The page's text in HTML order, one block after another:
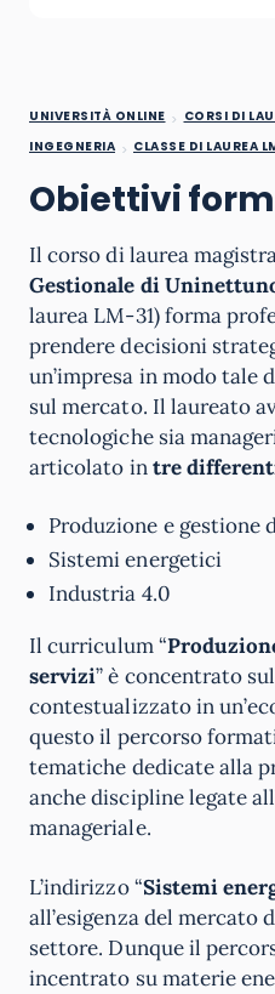
UNIVERSITÀ ONLINE CORSI DI
INGEGNERIA
CLASSE DI LAUREA
Obiettivi
Il corso di laurea
Gestionale di
laurea LM-31) forma
prendere decisioni
un’impresa in modo tale
sul mercato. Il laureato
tecnologiche sia
articolato intre
Produzione e gestione
Sistemi energetici
Industria 4.0
Il curriculum “
servizi” è concentrato
contestualizzato in
questo il percorso
tematiche dedicate alla
anche discipline legate
manageriale.
L’indirizzo “Sistemi
all’esigenza del mercato
settore. Dunque il
incentrato su materie